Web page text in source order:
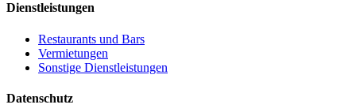
Dienstleistungen
Restaurants und Bars
Vermietungen
Sonstige Dienstleistungen
Datenschutz